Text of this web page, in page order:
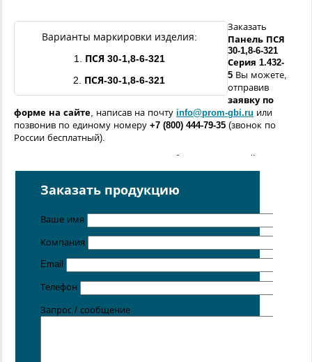
Варианты маркировки изделия:
1. ПСЯ 30-1,8-6-321
2.
ПСЯ-30-1,8-6-321
Заказать
Панель ПСЯ
30-1,8-6-321
Серия 1.432-
5 Вы можете,
отправив
заявку по
форме на сайте, написав на почту info@prom-gbi.ru или
позвонив по единому номеру +7 (800) 444-79-35 (звонок по
России бесплатный).
Возможно изготовление железобетонных изделий
чертежам заказчика
Поставка осуществляется с производственных площадок,
Хабаровске,Ростове-на-Дону,Екатеринбурге,
Симферополе.
Цена от 5 руб. / кг
Заказать продукцию
Ваше имя
Компания
Email
Телефон
Запрос / сообщение